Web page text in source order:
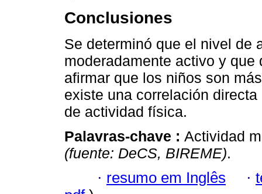
Conclusiones
Se determinó que el nivel de
moderadamente activo y
afirmar que los niños son
existe una correlación
de actividad física.
Palavras-chave : Actividad
(fuente: DeCS, BIREME).
· resumo em Inglês ·